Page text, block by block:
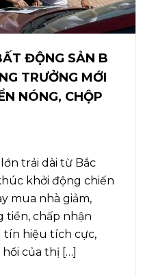
ĐỘNG SẢN B
TRƯỞNG MỚI
NÓNG, CHỘP
trải dài từ Bắc
khởi động chiến
mua nhà giảm,
tiền, chấp nhận
tín hiệu tích cực,
của thị […]